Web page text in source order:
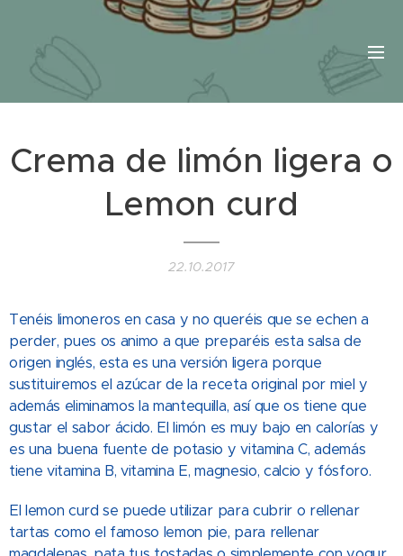
Crema de limón ligera o
Lemon curd
22.10.2017
Tenéis limoneros en casa y no queréis que se echen a
perder, pues os animo a que preparéis esta salsa de
origen inglés, esta es una versión ligera porque
sustituiremos el azúcar de la receta original por miel y
además eliminamos la mantequilla, así que os tiene que
gustar el sabor ácido. El limón es muy bajo en calorías y
es una buena fuente de potasio y vitamina C, además
tiene vitamina B, vitamina E, magnesio, calcio y fósforo.
El lemon curd se puede utilizar para cubrir o rellenar
tartas como el famoso lemon pie, para rellenar